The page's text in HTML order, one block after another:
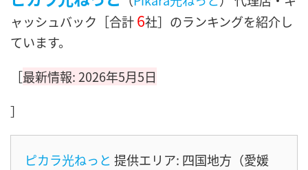
ャッシュバック［合計6社］のランキングを紹介し
ています。
［最新情報: 2026年5月5日
］
ピカラ光ねっと 提供エリア: 四国地方（愛媛